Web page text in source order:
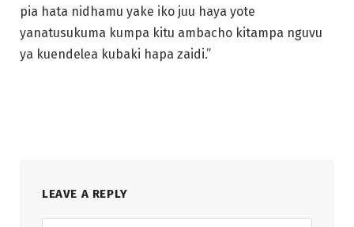
pia hata nidhamu yake iko juu haya yote
yanatusukuma kumpa kitu ambacho kitampa nguvu
ya kuendelea kubaki hapa zaidi.”
LEAVE A REPLY